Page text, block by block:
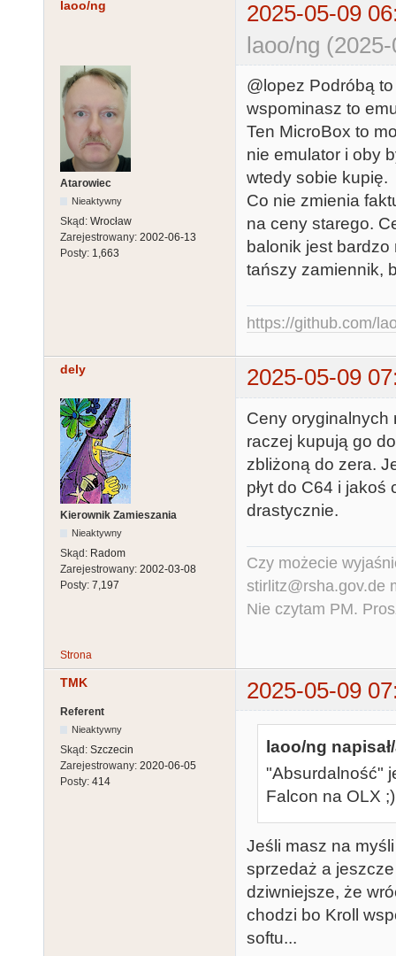
laoo/ng
2025-05-09
laoo/ng
Atarowiec
Nieaktywny
Skąd: Wrocław
Zarejestrowany: 2002-06-13
Posty: 1,663
@lopez Podróbą
wspominasz to
Ten MicroBox to
nie emulator i oby
wtedy sobie kupię.
Co nie zmienia
na ceny starego.
balonik jest
tańszy zamiennik,
https://github.com/
dely 2025-05-09
Kierownik Zamieszania
Nieaktywny
Skąd: Radom
Zarejestrowany: 2002-03-08
Posty: 7,197
Ceny oryginalnych
raczej kupują go
zbliżoną do zera.
płyt do C64 i
drastycznie.
Czy możecie
stirlitz@rsha.gov.de
Nie czytam PM.
Strona
TMK 2025-05-09
Referent
Nieaktywny
Skąd: Szczecin
Zarejestrowany: 2020-06-05
Posty: 414
laoo/ng
"Absurdalność"
Falcon na OLX ;)
Jeśli masz na
sprzedaż a
dziwniejsze, że
chodzi bo Kroll
softu...